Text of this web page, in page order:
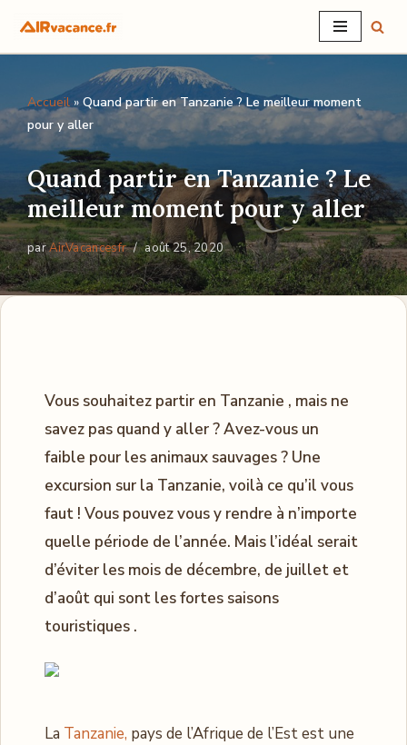
Aller
contenu
Accueil » Quand partir en Tanzanie ? Le meilleur moment
pour y aller
Quand partir en Tanzanie ? Le
meilleur moment pour y aller
parAirVacancesfr août 25, 2020
Vous souhaitez partir en Tanzanie , mais ne
savez pas quand y aller ? Avez-vous un
faible pour les animaux sauvages ? Une
excursion sur la Tanzanie, voilà ce qu’il vous
faut ! Vous pouvez vous y rendre à n’importe
quelle période de l’année. Mais l’idéal serait
d’éviter les mois de décembre, de juillet et
d’août qui sont les fortes saisons
touristiques .
La Tanzanie, pays de l’Afrique de l’Est est une